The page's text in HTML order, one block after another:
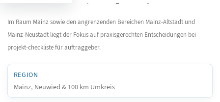
Im Raum Mainz sowie den angrenzenden Bereichen Mainz-Altstadt und
Mainz-Neustadt liegt der Fokus auf praxisgerechten Entscheidungen bei
projekt-checkliste für auftraggeber.
REGION
Mainz, Neuwied & 100 km Umkreis